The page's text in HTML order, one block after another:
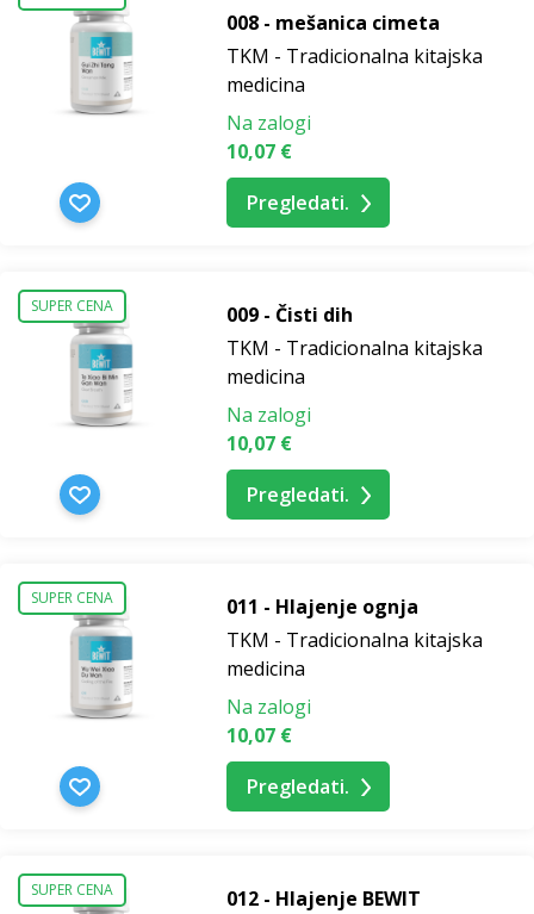
008 - mešanica cimeta
TKM - Tradicionalna kitajska
medicina
Na zalogi
10,07 €
Pregledati.
SUPER CENA
009 - Čisti dih
TKM - Tradicionalna kitajska
medicina
Na zalogi
10,07 €
Pregledati.
SUPER CENA
011 - Hlajenje ognja
TKM - Tradicionalna kitajska
medicina
Na zalogi
10,07 €
Pregledati.
SUPER CENA
012 - Hlajenje BEWIT